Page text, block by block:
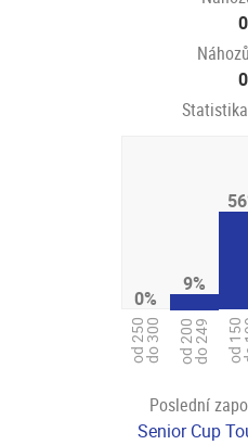
0
0
0%
od 250do 300
9%
od 200do 249 od 150
Poslední
Senior Cup